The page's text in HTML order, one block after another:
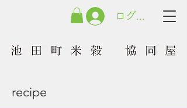
ログイン
recipe